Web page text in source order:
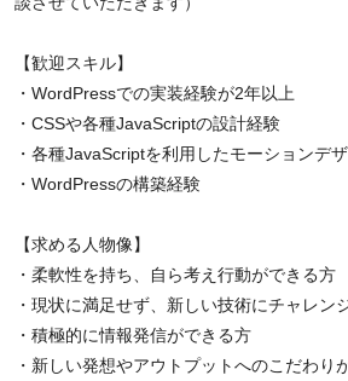
【歓迎スキル】
・WordPressでの実装経験が2年以上
・CSSや各種JavaScriptの設計経験
・各種JavaScriptを利用したモーションデ
・WordPressの構築経験
【求める人物像】
・柔軟性を持ち、自ら考え行動ができる方
・現状に満足せず、新しい技術にチャレン
・積極的に情報発信ができる方
・新しい発想やアウトプットへのこだわり